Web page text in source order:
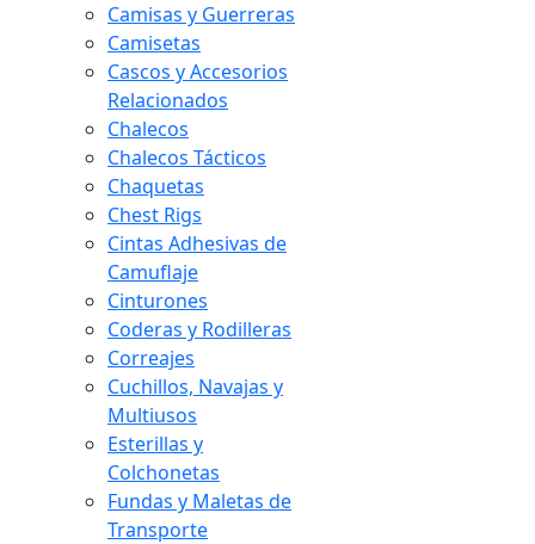
Camisas y Guerreras
Camisetas
Cascos y Accesorios
Relacionados
Chalecos
Chalecos Tácticos
Chaquetas
Chest Rigs
Cintas Adhesivas de
Camuflaje
Cinturones
Coderas y Rodilleras
Correajes
Cuchillos, Navajas y
Multiusos
Esterillas y
Colchonetas
Fundas y Maletas de
Transporte